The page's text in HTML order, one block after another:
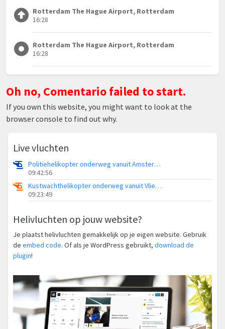
Rotterdam The Hague Airport, Rotterdam
16:28
Rotterdam The Hague Airport, Rotterdam
16:28
Oh no, Comentario failed to start.
If you own this website, you might want to look at the
browser console to find out why.
Live vluchten
Politiehelikopter onderweg vanuit Amsterdam Vliegveld Schiphol
09:42:56
Kustwachthelikopter onderweg vanuit Vliegveld Midden-Zeeland
09:23:49
Helivluchten op jouw website?
Je plaatst helivluchten gemakkelijk op je eigen website. Gebruik
de embed code. Of als je WordPress gebruikt, download de
plugin!